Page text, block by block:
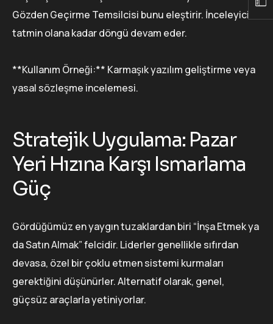
Gözden Geçirme Temsilcisi bunu eleştirir. İnceleyici
tatmin olana kadar döngü devam eder.
**Kullanım Örneği:** Karmaşık yazılım geliştirme veya
yasal sözleşme incelemesi.
Stratejik Uygulama: Pazar
Yeri Hızına Karşı Ismarlama
Güç
Gördüğümüz en yaygın tuzaklardan biri “İnşa Etmek ya
da Satın Almak” felcidir. Liderler genellikle sıfırdan
devasa, özel bir çoklu etmen sistemi kurmaları
gerektiğini düşünürler. Alternatif olarak, genel,
güçsüz araçlarla yetiniyorlar.